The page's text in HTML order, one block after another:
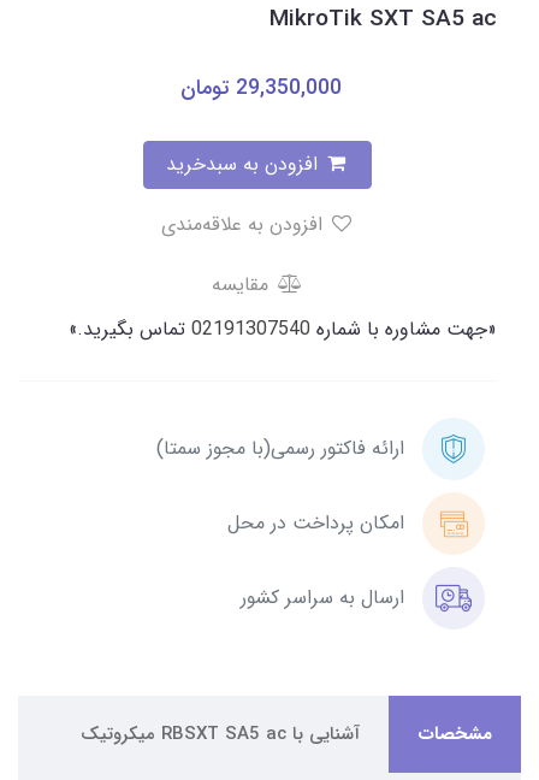
MikroTik SXT SA5 ac
29,350,000 تومان
مقایسه
«جهت مشاوره با شماره 02191307540 تماس بگیرید.»
ارائه فاکتور رسمی(با مجوز سمتا)
امکان پرداخت در محل
ارسال به سراسر کشور
مشخصات آشنایی با RBSXT SA5 ac میکروتیک